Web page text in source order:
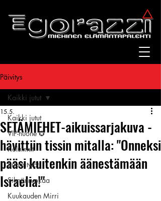
Päivitys
Kaikki jutut
VIP-huone ✪
Kolumnit
Suomitytöt
Silmänruokaa
Kuukauden Mirri
Kaikki jutut
SETÄMIEHET-aikuissarjakuva -
hävittiin tissin mitalla: "Onneksi
pääsi kuitenkin äänestämään
Israelia!"
15.5.